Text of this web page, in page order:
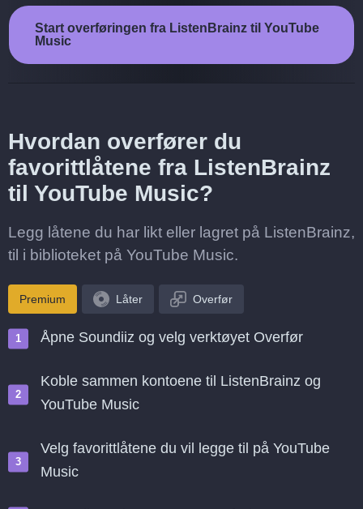
Start overføringen fra ListenBrainz til YouTube
Music
Hvordan overfører du
favorittlåtene fra ListenBrainz
til YouTube Music?
Legg låtene du har likt eller lagret på ListenBrainz,
til i biblioteket på YouTube Music.
Premium Låter Overfør
Åpne Soundiiz og velg verktøyet Overfør
Koble sammen kontoene til ListenBrainz og
YouTube Music
Velg favorittlåtene du vil legge til på YouTube
Music